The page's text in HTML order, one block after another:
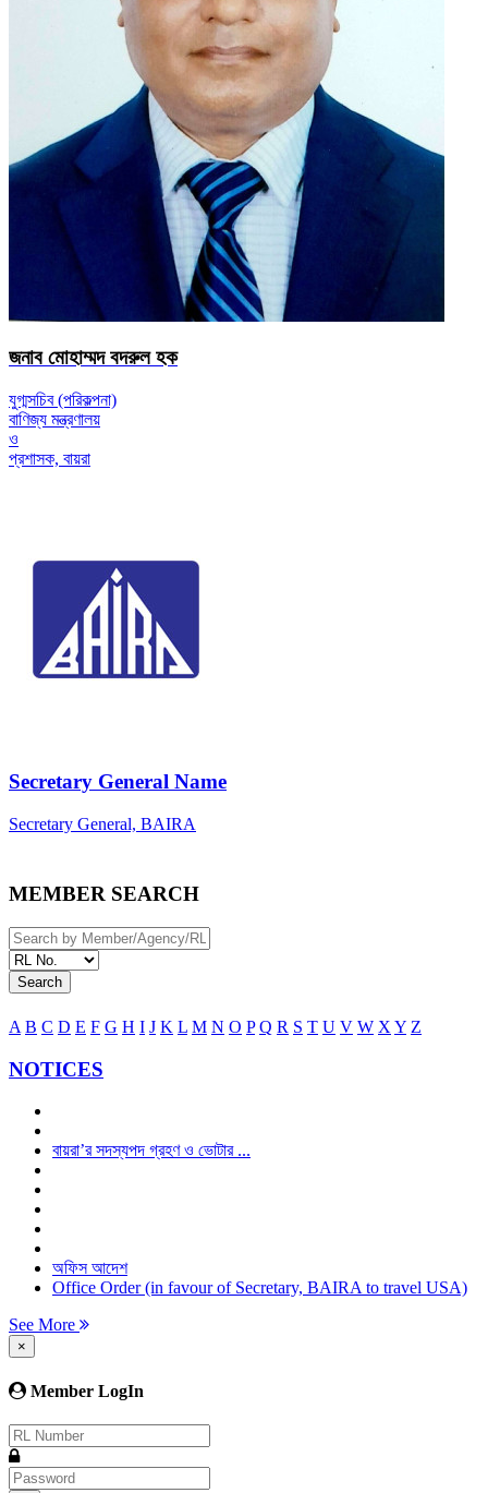
জনাব মোহাম্মদ বদরুল হক
যুগ্মসচিব (পরিকল্পনা)
বাণিজ্য মন্ত্রণালয়
ও
প্রশাসক, বায়রা
Secretary General Name
Secretary General, BAIRA
MEMBER SEARCH
Search
A B C D E F G H I J K L M N O P Q R S T U V W X Y Z
NOTICES
বায়রা’র সদস্যপদ গ্রহণ ও ভোটার ...
অফিস আদেশ
Office Order (in favour of Secretary, BAIRA to travel USA)
See More
×
Member LogIn